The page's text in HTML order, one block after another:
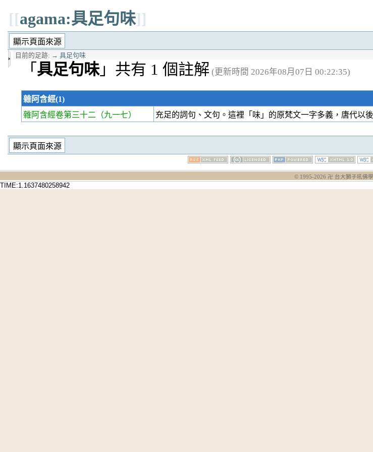
[[agama:具足句味]]
目前的足跡: → 具足句味
「 具足句味」共有 1 個註解 (更新時間 2026年08月07日 00:22:35)
雜阿含經(1)
雜阿含經卷第三十二 （九一七） 充足的詞句、文句。這裡「味」的原梵文一字多義，唐代以
© 1995-2026 卍 台大獅子吼佛
TIME:1.1637480258942